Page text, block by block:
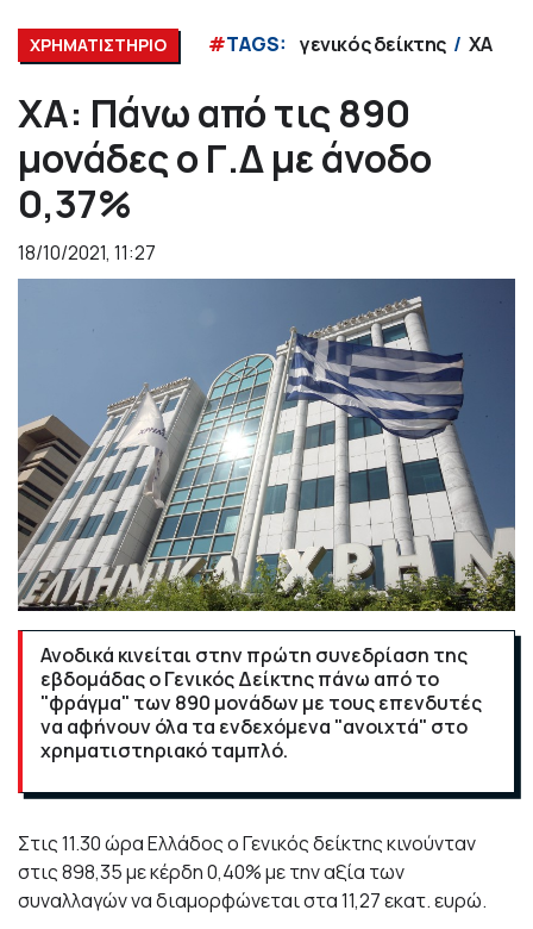
ΧΡΗΜΑΤΙΣΤΗΡΙΟ #TAGS: γενικός δείκτης ΧΑ
ΧΑ: Πάνω από τις 890
μονάδες ο Γ.Δ με άνοδο
0,37%
18/10/2021, 11:27
Ανοδικά κινείται στην πρώτη συνεδρίαση της
εβδομάδας ο Γενικός Δείκτης πάνω από το
"φράγμα" των 890 μονάδων με τους επενδυτές
να αφήνουν όλα τα ενδεχόμενα "ανοιχτά" στο
χρηματιστηριακό ταμπλό.
Στις 11.30 ώρα Ελλάδος ο Γενικός δείκτης κινούνταν
στις 898,35 με κέρδη 0,40% με την αξία των
συναλλαγών να διαμορφώνεται στα 11,27 εκατ. ευρώ.